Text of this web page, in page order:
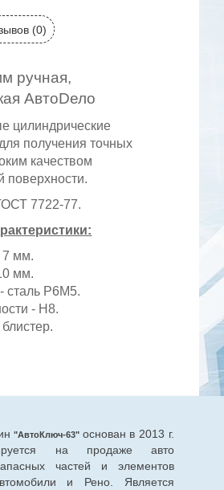
(0)
ручная,
АвтоDело
цилиндрические
получения точных
качеством
поверхности.
7722-77.
7 мм.
мм.
сталь Р6М5.
- Н8.
"АвтоКлюч-63" основан в 2013 г.
на продаже авто
частей и элементов
и Рено. Является